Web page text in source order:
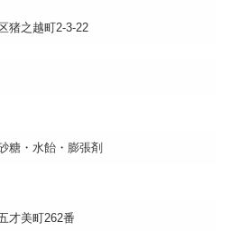
猪之越町2-3-22
糖・水飴・膨張剤
才美町262番